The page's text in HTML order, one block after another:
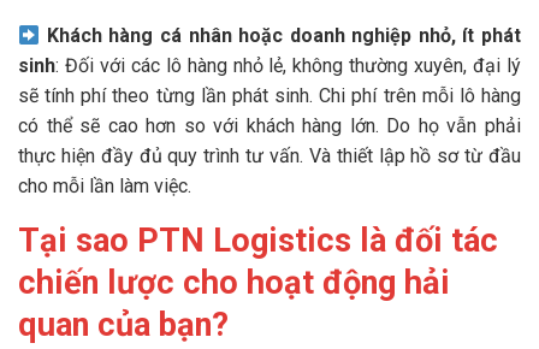
Khách hàng cá nhân hoặc doanh nghiệp nhỏ, ít phát
sinh: Đối với các lô hàng nhỏ lẻ, không thường xuyên, đại lý
sẽ tính phí theo từng lần phát sinh. Chi phí trên mỗi lô hàng
có thể sẽ cao hơn so với khách hàng lớn. Do họ vẫn phải
thực hiện đầy đủ quy trình tư vấn. Và thiết lập hồ sơ từ đầu
cho mỗi lần làm việc.
Tại sao PTN Logistics là đối tác
chiến lược cho hoạt động hải
quan của bạn?